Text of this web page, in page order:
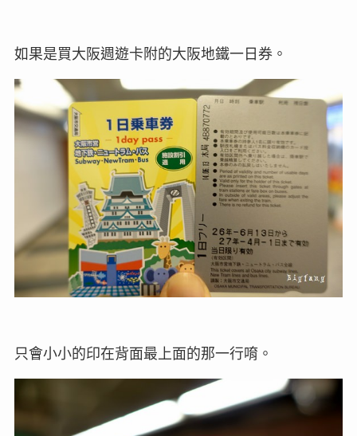
如果是買大阪週遊卡附的大阪地鐵一日券。
只會小小的印在背面最上面的那一行唷。